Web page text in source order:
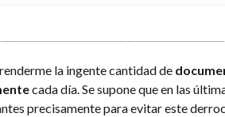
la ingente cantidad de
cada día. Se supone que en las
precisamente para evitar este